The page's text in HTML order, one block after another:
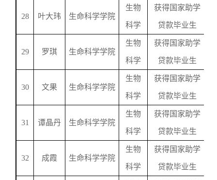
28 叶大玮 生命科学学院
生物
科学
获得国家助学
贷款毕业生
29 罗琪 生命科学学院
生物
科学
获得国家助学
贷款毕业生
30 文果 生命科学学院
生物
科学
获得国家助学
贷款毕业生
31 谭晶丹 生命科学学院
生物
科学
获得国家助学
贷款毕业生
32 成霞 生命科学学院
生物
科学
获得国家助学
贷款毕业生